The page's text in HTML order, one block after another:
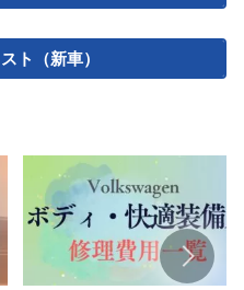
ト（新車）